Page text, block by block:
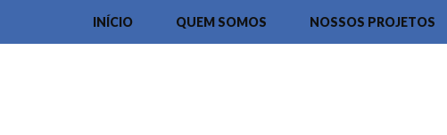
INÍCIO QUEM SOMOS NOSSOS PROJETOS